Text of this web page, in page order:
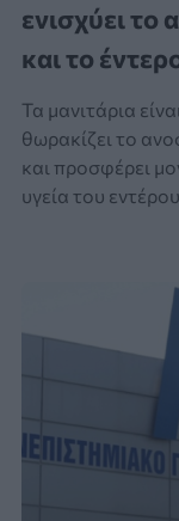
ενισχύει το
και το
Τα μανιτάρια
θωρακίζει το
και προσφέρει
υγεία του εντέρου.